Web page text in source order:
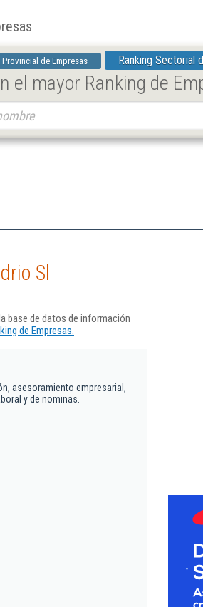
Provincial de Empresas Ranking Sectorial
el mayor Ranking de
Sl
base de datos de información
de Empresas.
asesoramiento empresarial,
y de nominas.